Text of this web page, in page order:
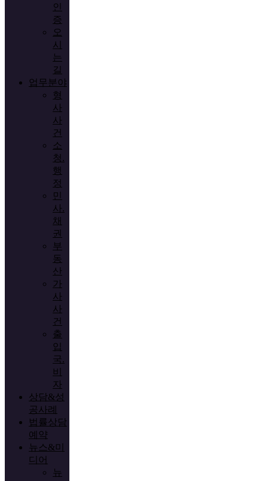
인
증
오
시
는
길
업무분야
형
사
사
건
소
청.
행
정
민
사.
채
권
부
동
산
가
사
사
건
출
입
국.
비
자
상담&성
공사례
법률상담
예약
뉴스&미
디어
뉴